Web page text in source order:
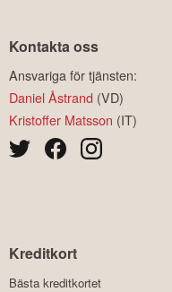
Kontakta oss
Ansvariga för tjänsten:
Daniel Åstrand (VD)
Kristoffer Matsson (IT)
Kreditkort
Bästa kreditkortet